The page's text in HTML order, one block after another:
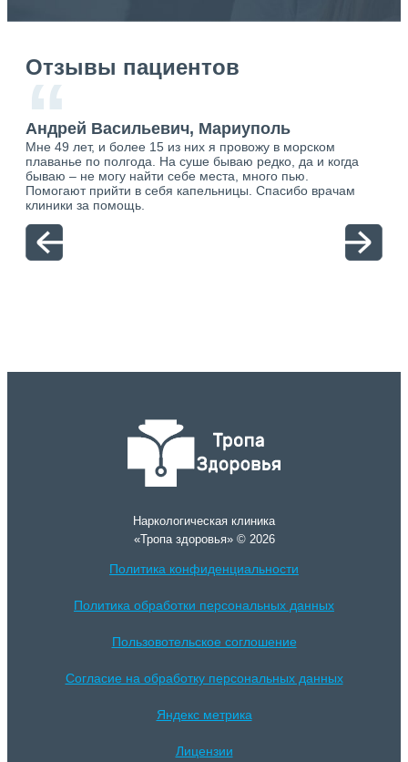
Отзывы пациентов
“
Андрей Васильевич, Мариуполь
Мне 49 лет, и более 15 из них я провожу в морском
плаванье по полгода. На суше бываю редко, да и когда
бываю – не могу найти себе места, много пью.
Помогают прийти в себя капельницы. Спасибо врачам
клиники за помощь.
Наркологическая клиника
«Тропа здоровья» © 2026
Политика конфиденциальности
Политика обработки персональных данных
Пользовотельское соглошение
Согласие на обработку персональных данных
Яндекс метрика
Лицензии